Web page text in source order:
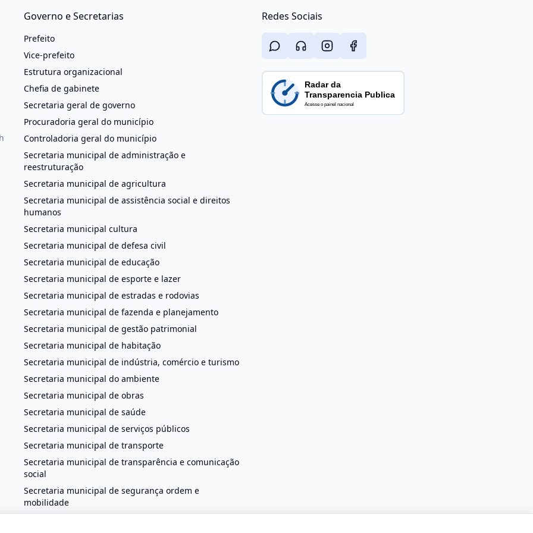
Governo e Secretarias
Prefeito
Vice-prefeito
Estrutura organizacional
Chefia de gabinete
Secretaria geral de governo
Procuradoria geral do município
Controladoria geral do município
Secretaria municipal de administração e
reestruturação
Secretaria municipal de agricultura
Secretaria municipal de assistência social e direitos
humanos
Secretaria municipal cultura
Secretaria municipal de defesa civil
Secretaria municipal de educação
Secretaria municipal de esporte e lazer
Secretaria municipal de estradas e rodovias
Secretaria municipal de fazenda e planejamento
Secretaria municipal de gestão patrimonial
Secretaria municipal de habitação
Secretaria municipal de indústria, comércio e turismo
Secretaria municipal do ambiente
Secretaria municipal de obras
Secretaria municipal de saúde
Secretaria municipal de serviços públicos
Secretaria municipal de transporte
Secretaria municipal de transparência e comunicação
social
Secretaria municipal de segurança ordem e
mobilidade
Redes Sociais